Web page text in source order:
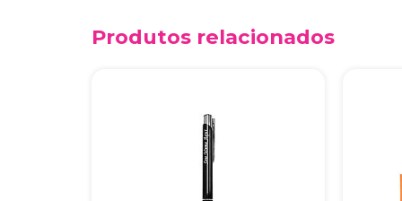
Produtos relacionados